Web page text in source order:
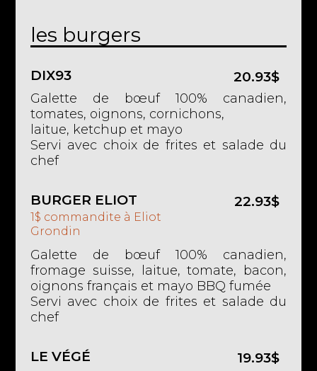
les burgers
DIX93
Galette de bœuf 100% canadien,
tomates, oignons, cornichons,
laitue, ketchup et mayo
Servi avec choix de frites et salade du
chef
20.93$
BURGER ELIOT
1$ commandite à Eliot
Grondin
Galette de bœuf 100% canadien,
fromage suisse, laitue, tomate, bacon,
oignons français et mayo BBQ fumée
Servi avec choix de frites et salade du
chef
22.93$
LE VÉGÉ 19.93$